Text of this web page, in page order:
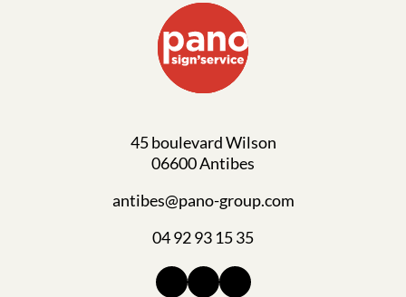
45 boulevard Wilson
06600 Antibes
antibes@pano-group.com
04 92 93 15 35